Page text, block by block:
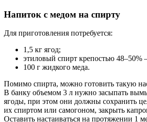
Напиток с медом на спирту
Для приготовления потребуется:
1,5 кг ягод;
этиловый спирт крепостью 48–50%
100 г жидкого меда.
Помимо спирта, можно готовить такую
В банку объемом 3 л нужно засыпать
ягоды, при этом они должны сохранить
их спиртом или самогоном, закрыть
Оставить настаиваться на протяжении 1